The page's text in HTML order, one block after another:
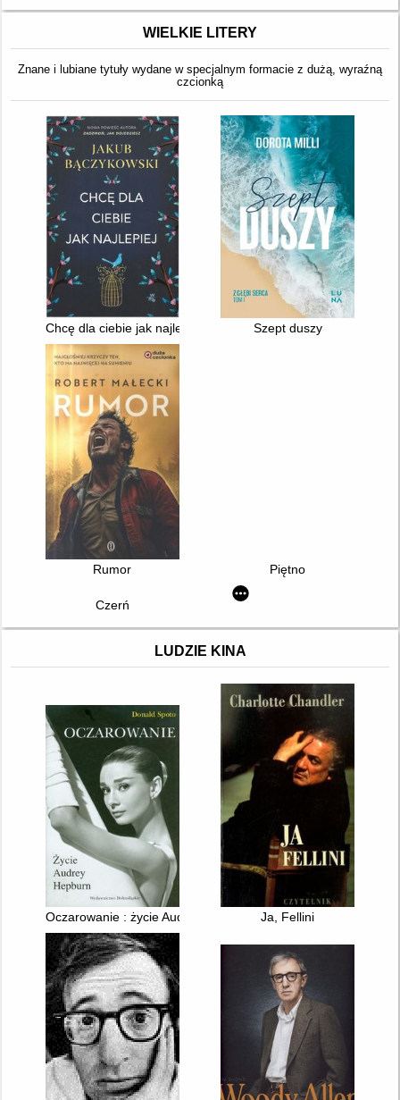
WIELKIE LITERY
Znane i lubiane tytuły wydane w specjalnym formacie z dużą, wyraźną
czcionką
Chcę dla ciebie jak najlepiej Szept duszy
Rumor Piętno
Czerń
LUDZIE KINA
Oczarowanie : życie Audrey Hepburn Ja, Fellini